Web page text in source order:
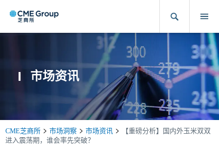
市场资讯
CME芝商所 市场洞察 市场资讯
【重磅分析】国内外玉米双双
进入震荡期，谁会率先突破？